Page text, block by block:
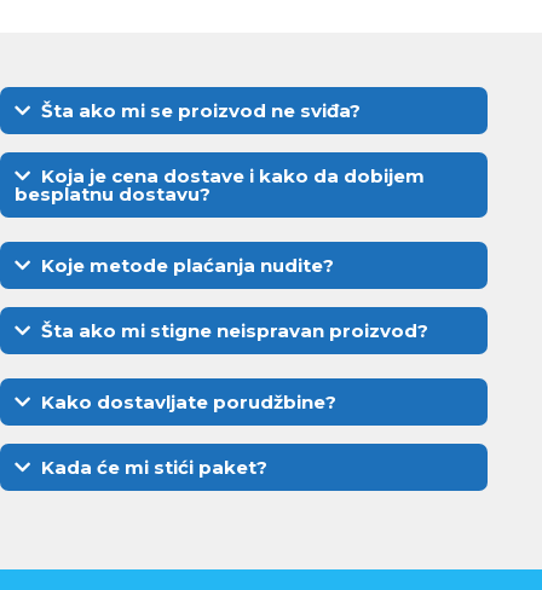
Šta ako mi se proizvod ne sviđa?
Koja je cena dostave i kako da dobijem
besplatnu dostavu?
Koje metode plaćanja nudite?
Šta ako mi stigne neispravan proizvod?
Kako dostavljate porudžbine?
Kada će mi stići paket?